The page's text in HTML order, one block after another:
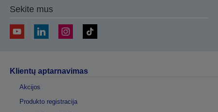
Sekite mus
Klientų aptarnavimas
Akcijos
Produkto registracija